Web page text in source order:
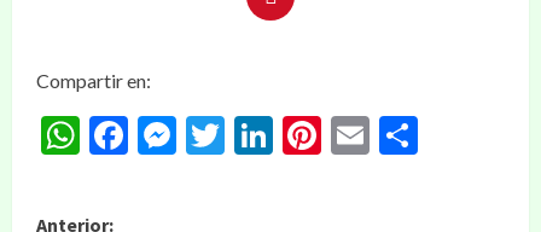
Compartir en:
WhatsApp
Facebook
Messenger
Twitter
LinkedIn
Pinterest
Email
Anterior: